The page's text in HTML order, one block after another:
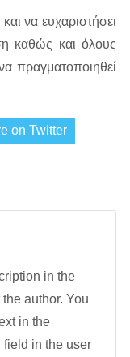
να ευχαριστήσει
καθώς και όλους
πραγματοποιηθεί
on Twitter
in the
author. You
in the
in the user